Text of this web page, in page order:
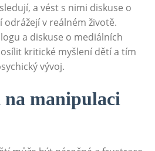
a vést s nimi diskuse o
v reálném životě.
a diskuse o mediálních
kritické myšlení dětí a tím
vývoj.
na manipulaci